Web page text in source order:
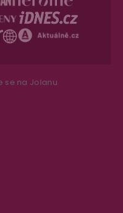
se na Jolanu